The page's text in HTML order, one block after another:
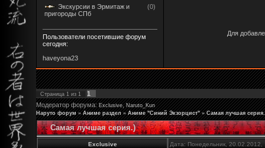
Экскурсии в Эрмитаж и
пригороды СПб
(0)
Пользователи посетившие форум
сегодня:
haveyona23
Для
Страница 1 из 1
1
Модератор форума:Exclusive,Naruto_Kun
Наруто форум » Аниме раздел » Аниме "Синий Экзорцист" » Самая лучшая
Самая лучшая серия.)
Exclusive Дата: Понедельник,